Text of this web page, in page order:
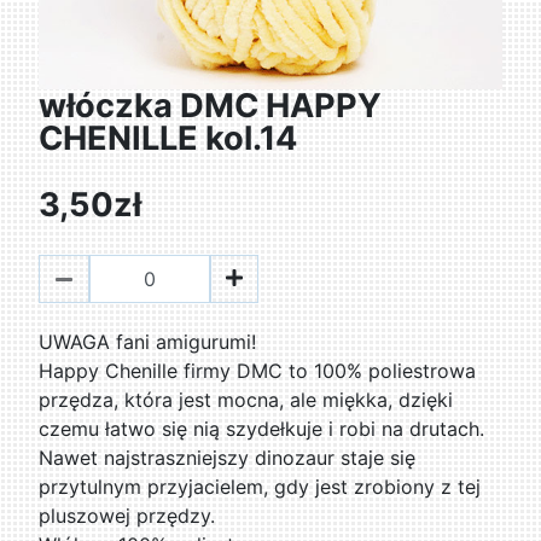
włóczka DMC HAPPY
CHENILLE kol.14
3,50zł
UWAGA fani amigurumi!
Happy Chenille firmy DMC to 100% poliestrowa
przędza, która jest mocna, ale miękka, dzięki
czemu łatwo się nią szydełkuje i robi na drutach.
Nawet najstraszniejszy dinozaur staje się
przytulnym przyjacielem, gdy jest zrobiony z tej
pluszowej przędzy.